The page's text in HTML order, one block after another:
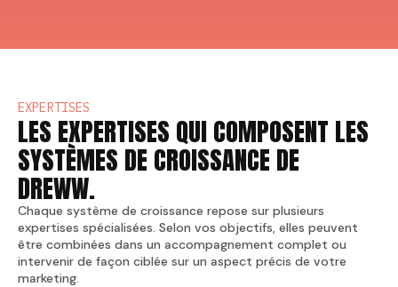
EXPERTISES
LES EXPERTISES QUI COMPOSENT LES
SYSTÈMES DE CROISSANCE DE
DREWW.
Chaque système de croissance repose sur plusieurs
expertises spécialisées. Selon vos objectifs, elles peuvent
être combinées dans un accompagnement complet ou
intervenir de façon ciblée sur un aspect précis de votre
marketing.